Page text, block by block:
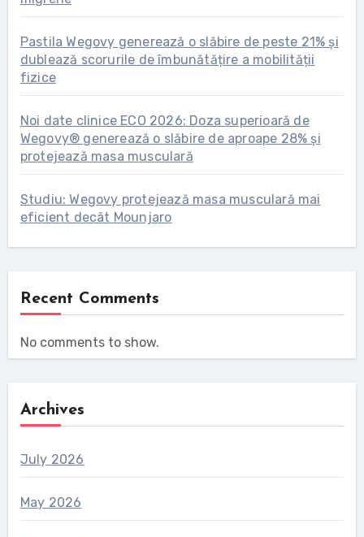
Pastila Wegovy generează o slăbire de peste 21% și
dublează scorurile de îmbunătățire a mobilității
fizice
Noi date clinice ECO 2026: Doza superioară de
Wegovy® generează o slăbire de aproape 28% și
protejează masa musculară
Studiu: Wegovy protejează masa musculară mai
eficient decât Mounjaro
Recent Comments
No comments to show.
Archives
July 2026
May 2026